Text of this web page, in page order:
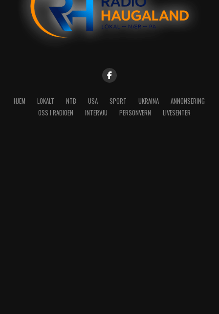
HJEM LOKALT NTB USA SPORT UKRAINA
ANNONSERING
OSS I RADIOEN
INTERVJU PERSONVERN LIVESENTER